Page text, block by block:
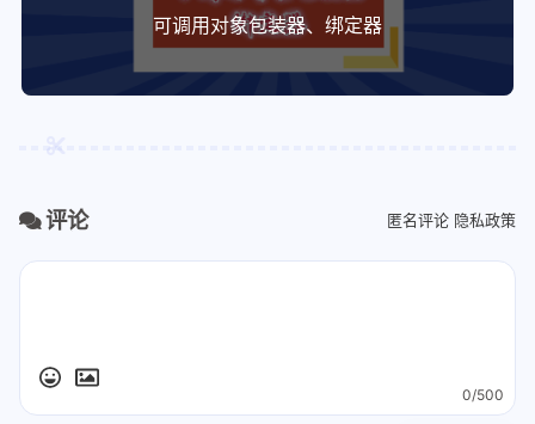
可调用对象包装器、绑定器
评论 匿名评论 隐私政策
0/500